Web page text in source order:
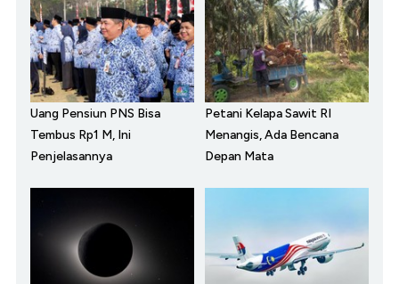
Uang Pensiun PNS Bisa
Tembus Rp1 M, Ini
Penjelasannya
Petani Kelapa Sawit RI
Menangis, Ada Bencana
Depan Mata